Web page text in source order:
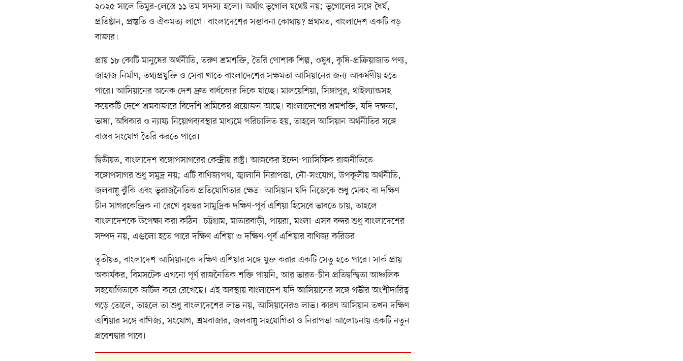
২০২৫ সালে তিমুর-লেস্তে ১১ তম সদস্য হলো। অর্থাৎ ভূগোল যথেষ্ট নয়; ভূগোলের সঙ্গে ধৈর্য,
প্রতিষ্ঠান, প্রস্তুতি ও ঐকমত্য লাগে। বাংলাদেশের সম্ভাবনা কোথায়? প্রথমত, বাংলাদেশ একটি বড়
বাজার।
প্রায় ১৮ কোটি মানুষের অর্থনীতি, তরুণ শ্রমশক্তি, তৈরি পোশাক শিল্প, ওষুধ, কৃষি-প্রক্রিয়াজাত পণ্য,
জাহাজ নির্মাণ, তথ্যপ্রযুক্তি ও সেবা খাতে বাংলাদেশের সক্ষমতা আসিয়ানের জন্য আকর্ষণীয় হতে
পারে। আসিয়ানের অনেক দেশ দ্রুত বার্ধক্যের দিকে যাচ্ছে। মালয়েশিয়া, সিঙ্গাপুর, থাইল্যান্ডসহ
কয়েকটি দেশে শ্রমবাজারে বিদেশি শ্রমিকের প্রয়োজন আছে। বাংলাদেশের শ্রমশক্তি, যদি দক্ষতা,
ভাষা, অধিকার ও ন্যায্য নিয়োগব্যবস্থার মাধ্যমে পরিচালিত হয়, তাহলে আসিয়ান অর্থনীতির সঙ্গে
বাস্তব সংযোগ তৈরি করতে পারে।
দ্বিতীয়ত, বাংলাদেশ বঙ্গোপসাগরের কেন্দ্রীয় রাষ্ট্র। আজকের ইন্দো-প্যাসিফিক রাজনীতিতে
বঙ্গোপসাগর শুধু সমুদ্র নয়; এটি বাণিজ্যপথ, জ্বালানি নিরাপত্তা, নৌ-সংযোগ, উপকূলীয় অর্থনীতি,
জলবায়ু ঝুঁকি এবং ভূরাজনৈতিক প্রতিযোগিতার ক্ষেত্র। আসিয়ান যদি নিজেকে শুধু মেকং বা দক্ষিণ
চীন সাগরকেন্দ্রিক না রেখে বৃহত্তর সামুদ্রিক দক্ষিণ-পূর্ব এশিয়া হিসেবে ভাবতে চায়, তাহলে
বাংলাদেশকে উপেক্ষা করা কঠিন। চট্টগ্রাম, মাতারবাড়ী, পায়রা, মংলা-এসব বন্দর শুধু বাংলাদেশের
সম্পদ নয়, এগুলো হতে পারে দক্ষিণ এশিয়া ও দক্ষিণ-পূর্ব এশিয়ার বাণিজ্য করিডর।
তৃতীয়ত, বাংলাদেশ আসিয়ানকে দক্ষিণ এশিয়ার সঙ্গে যুক্ত করার একটি সেতু হতে পারে। সার্ক প্রায়
অকার্যকর, বিমসটেক এখনো পূর্ণ রাজনৈতিক শক্তি পায়নি, আর ভারত-চীন প্রতিদ্বন্দ্বিতা আঞ্চলিক
সহযোগিতাকে জটিল করে রেখেছে। এই অবস্থায় বাংলাদেশ যদি আসিয়ানের সঙ্গে গভীর অংশীদারিত্ব
গড়ে তোলে, তাহলে তা শুধু বাংলাদেশের লাভ নয়, আসিয়ানেরও লাভ। কারণ আসিয়ান তখন দক্ষিণ
এশিয়ার সঙ্গে বাণিজ্য, সংযোগ, শ্রমবাজার, জলবায়ু সহযোগিতা ও নিরাপত্তা আলোচনায় একটি নতুন
প্রবেশদ্বার পাবে।